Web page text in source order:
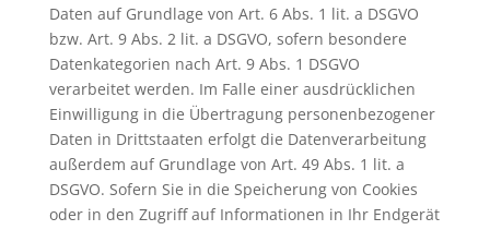
Daten auf Grundlage von Art. 6 Abs. 1 lit. a DSGVO
bzw. Art. 9 Abs. 2 lit. a DSGVO, sofern besondere
Datenkategorien nach Art. 9 Abs. 1 DSGVO
verarbeitet werden. Im Falle einer ausdrücklichen
Einwilligung in die Übertragung personenbezogener
Daten in Drittstaaten erfolgt die Datenverarbeitung
außerdem auf Grundlage von Art. 49 Abs. 1 lit. a
DSGVO. Sofern Sie in die Speicherung von Cookies
oder in den Zugriff auf Informationen in Ihr Endgerät